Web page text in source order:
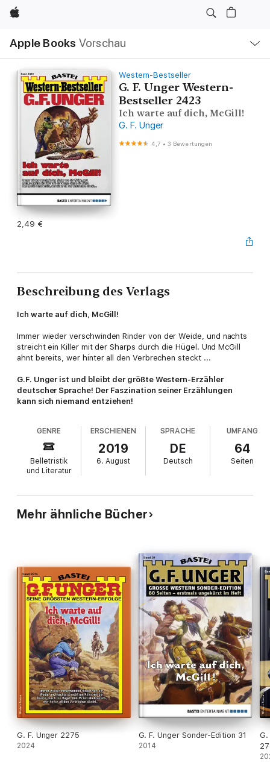
Apple
Apple Books Vorschau
Navigation
Menü
öffnen
Western-Bestseller
G. F. Unger Western-
Bestseller 2423
Ich warte auf dich, McGill!
G. F. Unger
4,7 •3 Bewertungen
2,49 €
Beschreibung des Verlags
Ich warte auf dich, McGill!
Immer wieder verschwinden Rinder von der Weide, und nachts
streicht ein Killer mit der Sharps durch die Hügel. Und McGill
ahnt bereits, wer hinter all den Verbrechen steckt ...
G.F. Unger ist und bleibt der größte Western-Erzähler
deutscher Sprache! Der Faszination seiner Erzählungen
kann sich niemand entziehen!
GENRE
Belletristik
und Literatur
ERSCHIENEN
2019
6. August
SPRACHE
DE
Deutsch
UMFANG
64
Seiten
Mehr ähnliche Bücher
G. F. Unger 2275
2024
G. F. Unger Sonder-Edition 31
2014
G.